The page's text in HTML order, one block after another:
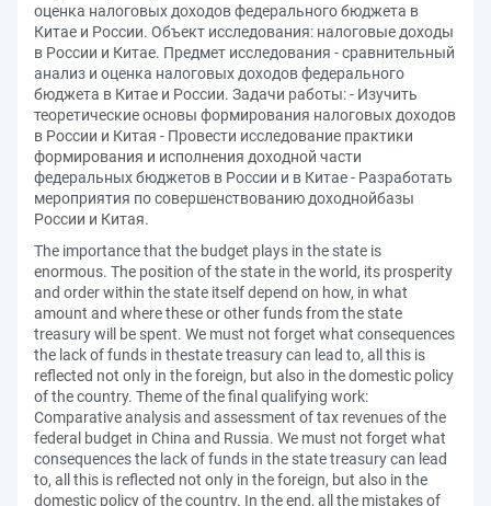
оценка налоговых доходов федерального бюджета в
Китае и России. Объект исследования: налоговые доходы
в России и Китае. Предмет исследования - сравнительный
анализ и оценка налоговых доходов федерального
бюджета в Китае и России. Задачи работы: - Изучить
теоретические основы формирования налоговых доходов
в России и Китая - Провести исследование практики
формирования и исполнения доходной части
федеральных бюджетов в России и в Китае - Разработать
мероприятия по совершенствованию доходнойбазы
России и Китая.
The importance that the budget plays in the state is
enormous. The position of the state in the world, its prosperity
and order within the state itself depend on how, in what
amount and where these or other funds from the state
treasury will be spent. We must not forget what consequences
the lack of funds in thestate treasury can lead to, all this is
reflected not only in the foreign, but also in the domestic policy
of the country. Theme of the final qualifying work:
Comparative analysis and assessment of tax revenues of the
federal budget in China and Russia. We must not forget what
consequences the lack of funds in the state treasury can lead
to, all this is reflected not only in the foreign, but also in the
domestic policy of the country. In the end, all the mistakes of